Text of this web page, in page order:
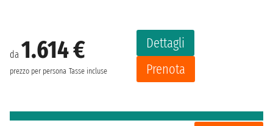
da 1.614 €
prezzo per persona Tasse incluse
Dettagli
Prenota